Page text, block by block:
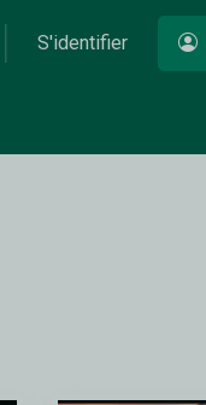
S'identifier